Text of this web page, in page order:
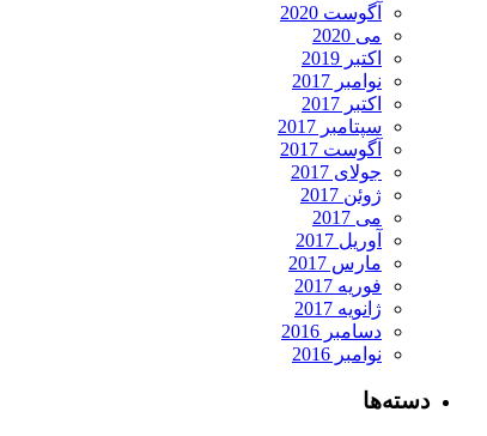
آگوست 2020
می 2020
اکتبر 2019
نوامبر 2017
اکتبر 2017
سپتامبر 2017
آگوست 2017
جولای 2017
ژوئن 2017
می 2017
آوریل 2017
مارس 2017
فوریه 2017
ژانویه 2017
دسامبر 2016
نوامبر 2016
دسته‌ها